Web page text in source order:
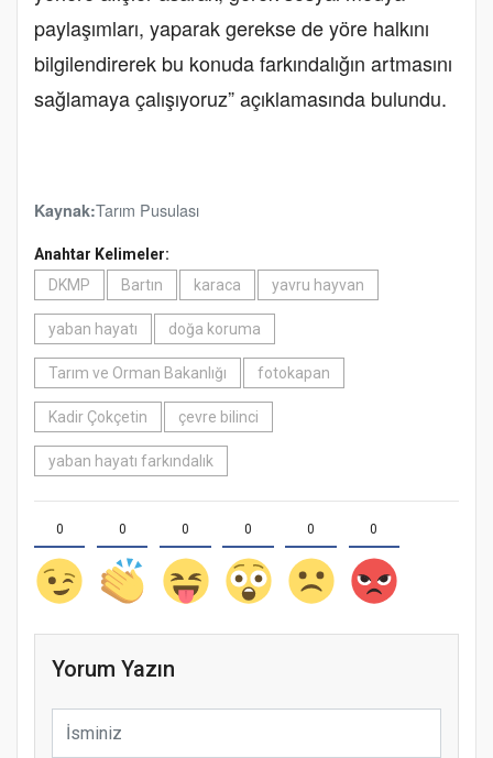
paylaşımları, yaparak gerekse de yöre halkını
bilgilendirerek bu konuda farkındalığın artmasını
sağlamaya çalışıyoruz” açıklamasında bulundu.
Kaynak:Tarım Pusulası
Anahtar Kelimeler:
DKMP
Bartın karaca yavru hayvan
yaban hayatı doğa koruma
Tarım ve Orman Bakanlığı fotokapan
Kadir Çokçetin çevre bilinci
yaban hayatı farkındalık
0 0 0 0 0 0
Yorum Yazın